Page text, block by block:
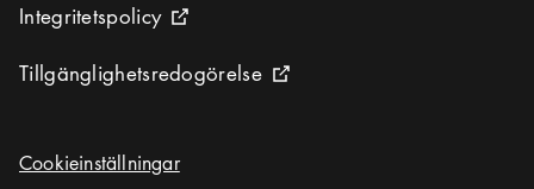
Integritetspolicy
Integritetspolicy Extern ikon
Tillgänglighetsredogörelse
Tillgänglighetsredogörelse Extern ikon
Cookieinställningar
Cookieinställningar